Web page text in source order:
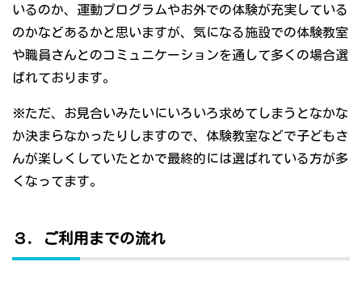
いるのか、運動プログラムやお外での体験が充実している
のかなどあるかと思いますが、気になる施設での体験教室
や職員さんとのコミュニケーションを通して多くの場合選
ばれております。
※ただ、お見合いみたいにいろいろ求めてしまうとなかな
か決まらなかったりしますので、体験教室などで子どもさ
んが楽しくしていたとかで最終的には選ばれている方が多
くなってます。
３．ご利用までの流れ